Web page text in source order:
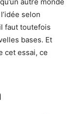
selon
faut toutefois
bases. Et
cet essai, ce